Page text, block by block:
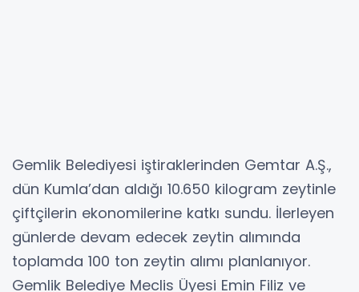
Gemlik Belediyesi iştiraklerinden Gemtar A.Ş.,
dün Kumla’dan aldığı 10.650 kilogram zeytinle
çiftçilerin ekonomilerine katkı sundu. İlerleyen
günlerde devam edecek zeytin alımında
toplamda 100 ton zeytin alımı planlanıyor.
Gemlik Belediye Meclis Üyesi Emin Filiz ve